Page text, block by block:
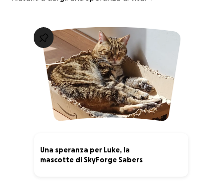
Una speranza per Luke, la
mascotte di SkyForge Sabers